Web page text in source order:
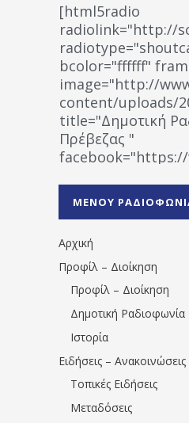
[html5radio
radiolink="http://
bcolor="ffffff"
image="http://
content/uploads/
title="Δημοτική
Πρέβεζας "
facebook="https://
ΜΕΝΟΥ
Αρχική
Προφίλ – Διοίκηση
Προφίλ – Διοίκηση
Δημοτική Ραδιοφωνία
Ιστορία
Ειδήσεις – Ανακοινώσεις
Τοπικές Ειδήσεις
Μεταδόσεις